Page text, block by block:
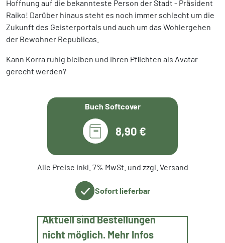
Hoffnung auf die bekannteste Person der Stadt - Präsident
Raiko! Darüber hinaus steht es noch immer schlecht um die
Zukunft des Geisterportals und auch um das Wohlergehen
der Bewohner Republicas.
Kann Korra ruhig bleiben und ihren Pflichten als Avatar
gerecht werden?
Buch Softcover
8,90 €
Alle Preise inkl. 7% MwSt. und zzgl. Versand
Sofort lieferbar
Aktuell sind Bestellungen
nicht möglich. Mehr Infos